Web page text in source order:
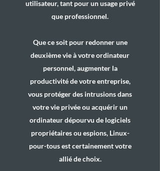
utilisateur, tant pour un usage privé
que professionnel.
Que ce soit pour redonner une
deuxième vie à votre ordinateur
personnel, augmenter la
productivité de votre entreprise,
vous protéger des intrusions dans
votre vie privée ou acquérir un
ordinateur dépourvu de logiciels
propriétaires ou espions, Linux-
pour-tous est certainement votre
allié de choix.